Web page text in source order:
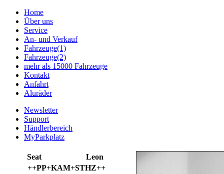
Home
Über uns
Service
An- und Verkauf
Fahrzeuge(1)
Fahrzeuge(2)
mehr als 15000 Fahrzeuge
Kontakt
Anfahrt
Aluräder
Newsletter
Support
Händlerbereich
MyParkplatz
Seat
Leon
++PP+KAM+STHZ++